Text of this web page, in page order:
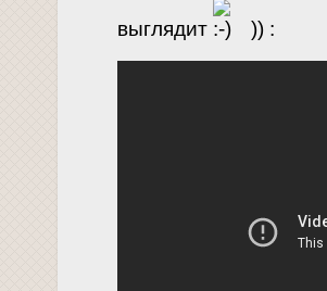
выглядит
)) :